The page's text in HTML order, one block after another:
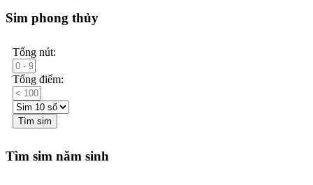
Sim phong thủy
Tổng nút:
Tổng điểm:
Tìm sim
Tìm sim năm sinh